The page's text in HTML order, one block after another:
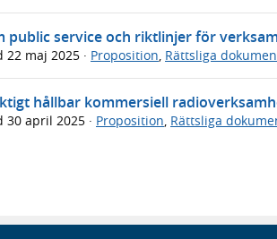
public service och riktlinjer för
22 maj 2025 · Proposition, Rättsliga
hållbar kommersiell
30 april 2025 · Proposition, Rättsliga